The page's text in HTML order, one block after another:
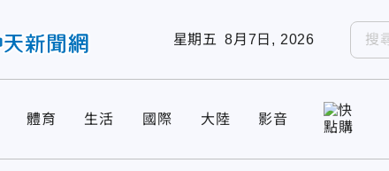
星期五 8月7日, 2026
體育 生活 國際 大陸 影音